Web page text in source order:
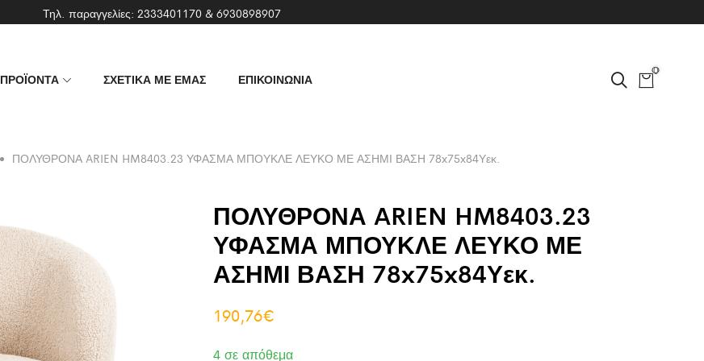
Τηλ. παραγγελίες: 2333401170& 6930898907
ΠΡΟΪΟΝΤΑ ΣΧΕΤΙΚΑ ΜΕ ΕΜΑΣ ΕΠΙΚΟΙΝΩΝΙΑ
0
ΠΟΛΥΘΡΟΝΑ ARIEN HM8403.23 ΥΦΑΣΜΑ ΜΠΟΥΚΛΕ ΛΕΥΚΟ ΜΕ ΑΣΗΜΙ ΒΑΣΗ 78x75x84Υεκ.
ΠΟΛΥΘΡΟΝΑ ARIEN HM8403.23
ΥΦΑΣΜΑ ΜΠΟΥΚΛΕ ΛΕΥΚΟ ΜΕ
ΑΣΗΜΙ ΒΑΣΗ 78x75x84Υεκ.
190,76€
4 σε απόθεμα